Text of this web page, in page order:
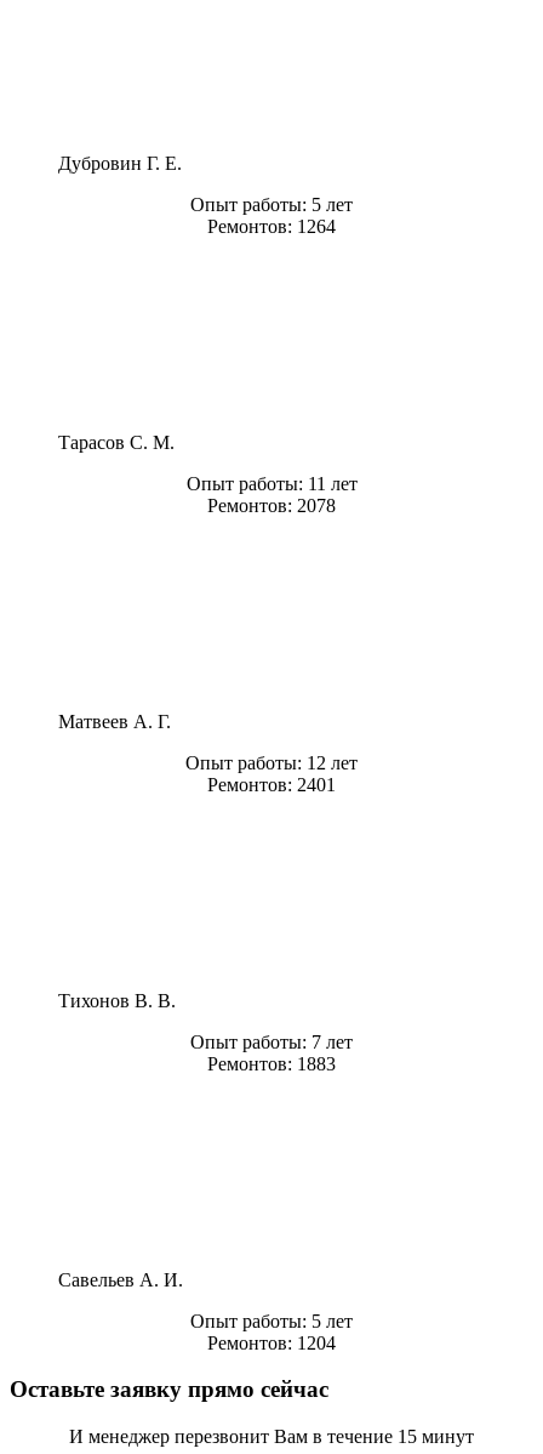
Дубровин Г. Е.
Опыт работы: 5 лет
Ремонтов: 1264
Тарасов С. М.
Опыт работы: 11 лет
Ремонтов: 2078
Матвеев А. Г.
Опыт работы: 12 лет
Ремонтов: 2401
Тихонов В. В.
Опыт работы: 7 лет
Ремонтов: 1883
Савельев А. И.
Опыт работы: 5 лет
Ремонтов: 1204
Оставьте заявку прямо сейчас
И менеджер перезвонит Вам в течение 15 минут